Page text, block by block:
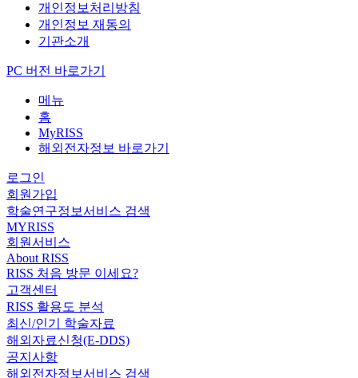
개인정보처리방침
개인정보 재동의
기관소개
PC 버전 바로가기
메뉴
홈
MyRISS
해외전자정보 바로가기
로그인
회원가입
학술연구정보서비스 검색
MYRISS
회원서비스
About RISS
RISS 처음 방문 이세요?
고객센터
RISS 활용도 분석
최신/인기 학술자료
해외자료신청(E-DDS)
공지사항
해외전자정보서비스 검색